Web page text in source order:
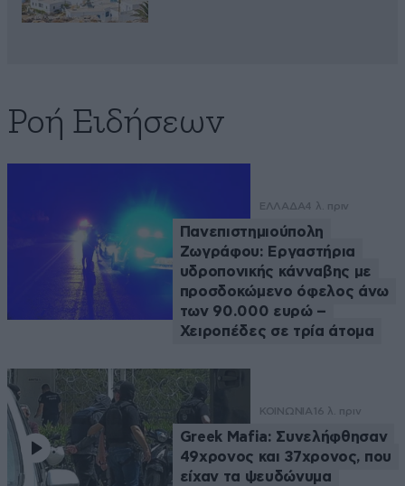
Ροή Ειδήσεων
ΕΛΛΑΔΑ4 λ. πριν
Πανεπιστημιούπολη
Ζωγράφου: Εργαστήρια
υδροπονικής κάνναβης με
προσδοκώμενο όφελος άνω
των 90.000 ευρώ –
Χειροπέδες σε τρία άτομα
ΚΟΙΝΩΝΙΑ 16 λ. πριν
Greek Μafia: Συνελήφθησαν
49χρονος και 37χρονος, που
είχαν τα ψευδώνυμα